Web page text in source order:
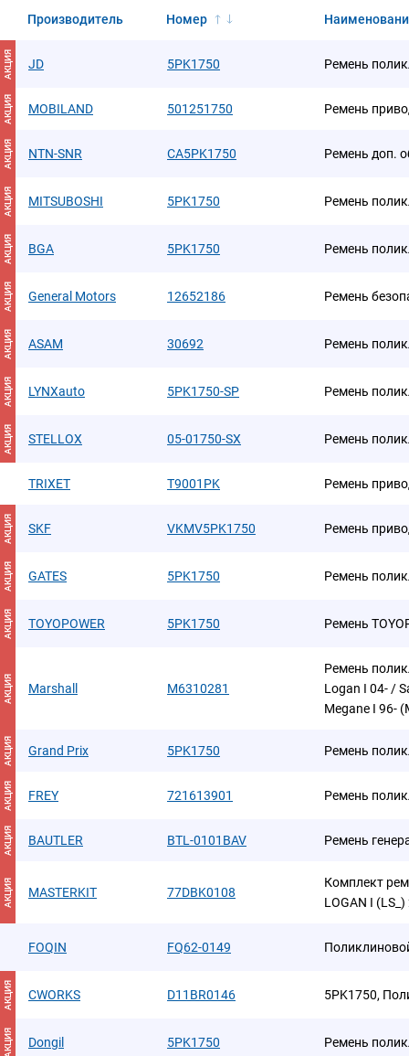
Производитель Номер
АКЦИЯ JD 5PK1750 Ремень
АКЦИЯ MOBILAND 501251750 Ремень
АКЦИЯ NTN-SNR CA5PK1750 Ремень доп.
АКЦИЯ MITSUBOSHI 5PK1750 Ремень
АКЦИЯ BGA 5PK1750 Ремень
АКЦИЯ General Motors 12652186 Ремень
АКЦИЯ ASAM 30692 Ремень
АКЦИЯ LYNXauto 5PK1750-SP Ремень
АКЦИЯ STELLOX 05-01750-SX Ремень
TRIXET T9001PK Ремень
АКЦИЯ SKF VKMV5PK1750 Ремень
АКЦИЯ GATES 5PK1750 Ремень
АКЦИЯ TOYOPOWER 5PK1750 Ремень
АКЦИЯ Marshall M6310281
Ремень
Logan I 04- /
Megane I 96-
АКЦИЯ Grand Prix 5PK1750 Ремень
АКЦИЯ FREY 721613901 Ремень
АКЦИЯ BAUTLER BTL-0101BAV Ремень
АКЦИЯ MASTERKIT 77DBK0108
Комплект
LOGAN I
FOQIN FQ62-0149
АКЦИЯ CWORKS D11BR0146 5PK1750,
АКЦИЯ Dongil 5PK1750 Ремень